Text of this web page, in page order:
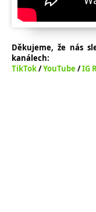
Děkujeme, že nás
kanálech:
TikTok/YouTube /IG